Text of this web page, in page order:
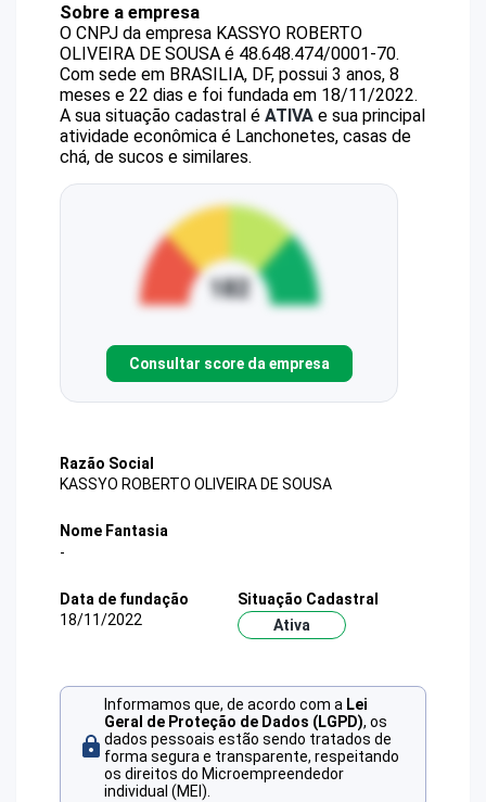
Sobre a empresa
O CNPJ da empresa KASSYO ROBERTO
OLIVEIRA DE SOUSA é 48.648.474/0001-70.
Com sede em BRASILIA, DF, possui 3 anos, 8
meses e 22 dias e foi fundada em 18/11/2022.
A sua situação cadastral é ATIVA e sua principal
atividade econômica é Lanchonetes, casas de
chá, de sucos e similares.
Consultar score da empresa
Razão Social
KASSYO ROBERTO OLIVEIRA DE SOUSA
Nome Fantasia
-
Data de fundação
18/11/2022
Situação Cadastral
Ativa
Informamos que, de acordo com a Lei
Geral de Proteção de Dados (LGPD), os
dados pessoais estão sendo tratados de
forma segura e transparente, respeitando
os direitos do Microempreendedor
individual (MEI).